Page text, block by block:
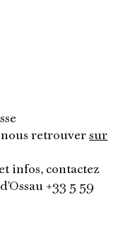
nous retrouversur
infos, contactez
+33 5 59